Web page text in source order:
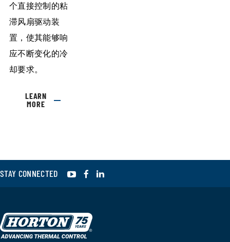
个直接控制的粘
滞风扇驱动装
置，使其能够响
应不断变化的冷
却要求。
LEARN
MORE
STAY CONNECTED YouTubeFacebook